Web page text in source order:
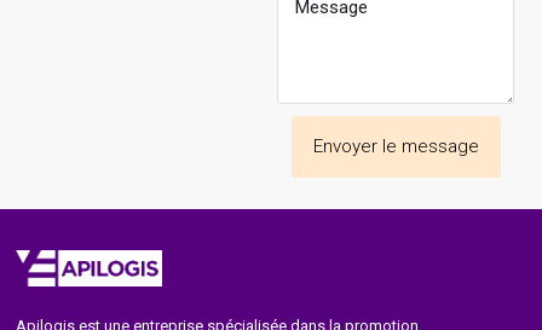
Envoyer le message
Apilogis est une entreprise spécialisée dans la promotion